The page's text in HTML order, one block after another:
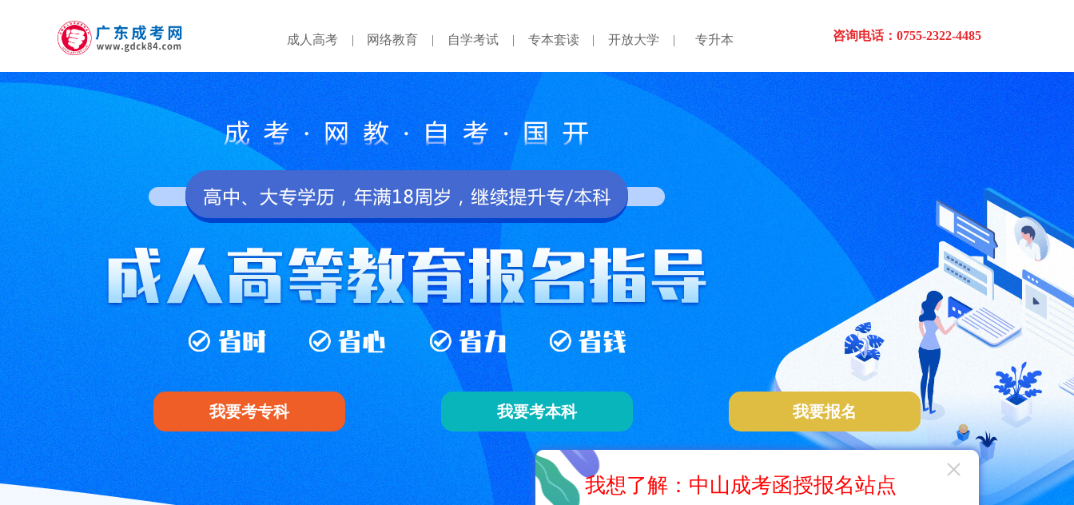
成人高考 | 网络教育 | 自学考试 | 专本套读 | 开放大学 | 专升本 咨询电话：0755-2322-4485
×
我想了解：中山成考函授报名站点
我要考专科 我要考本科 我要报名